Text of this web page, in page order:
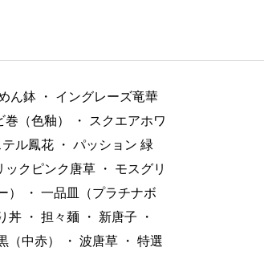
ん鉢 ・
イングレーズ竜華
巻（色釉） ・
スクエアホワ
ル鳳花 ・ パッション 緑
ックピンク唐草 ・
モスグリ
） ・ 一品皿（プラチナボ
丼 ・ 担々麺 ・ 新唐子
・
（中赤） ・ 波唐草 ・ 特選